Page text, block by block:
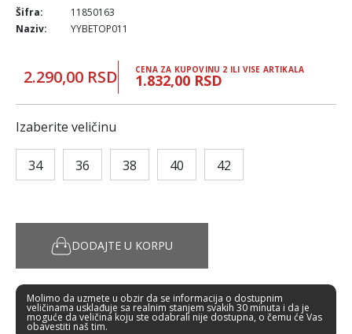
Šifra:
11850163
Naziv:
YYBETOP011
2.290,00 RSD CENA ZA KUPOVINU 2 ILI VISE ARTIKALA
1.832,00 RSD
Izaberite veličinu
34 36 38 40 42
DODAJTE U KORPU
Molimo da uzmete u obzir da se informacija o dostupnim
veličinama usklađuje sa realnim stanjem svakih 30 minuta i da je
moguće da veličina koju ste odabrali nije dostupna, o čemu će Vas
obavestiti naš tim.